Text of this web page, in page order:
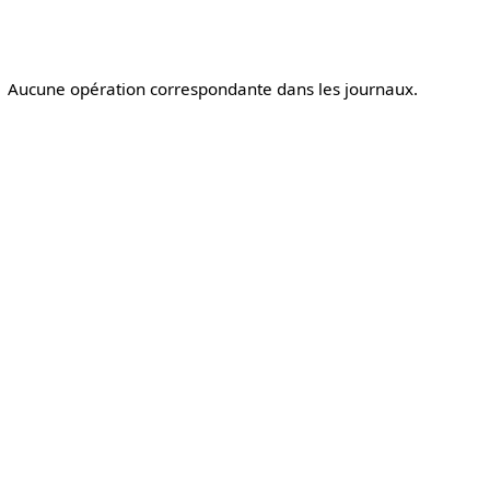
Aucune opération correspondante dans les journaux.